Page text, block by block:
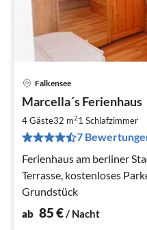
Falkensee
Marcella´s Ferienhaus
4 Gäste32 m21 Schlafzimmer
7
Ferienhaus am berliner
Terrasse, kostenloses
Grundstück
ab 85€/ Nacht